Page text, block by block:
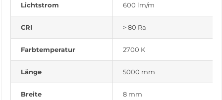
Lichtstrom 600 lm/m
CRI > 80 Ra
Farbtemperatur 2700 K
Länge 5000 mm
Breite 8 mm